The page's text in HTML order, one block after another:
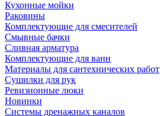
Кухонные мойки
Раковины
Комплектующие для смесителей
Смывные бачки
Сливная арматура
Комплектующие для ванн
Материалы для сантехнических работ
Сушилки для рук
Ревизионные люки
Новинки
Системы дренажных каналов